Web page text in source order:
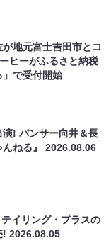
地元富士吉田市とコ
ヒーがふるさと納税
」で受付開始
! パンサー向井＆長
んねる』2026.08.06
イリング・プラスの
!2026.08.05